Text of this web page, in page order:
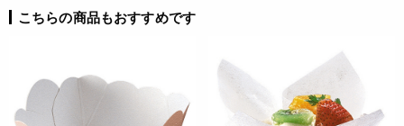
こちらの商品もおすすめです